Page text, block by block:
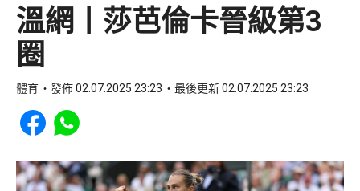
溫網丨莎芭倫卡晉級第3
圈
體育 發佈 02.07.2025 23:23 最後更新 02.07.2025 23:23
Share to Facebook
Share to WhatsApp